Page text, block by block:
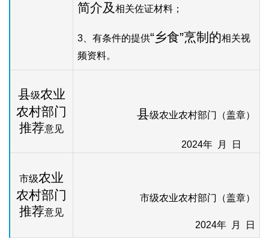
简介及 相关佐证材料；
3 、有条件的提供“乡食”烹制的相关视
频资料。
县级农业
农村部门
推荐意见
县级农业农村部门（盖章）
2024年 月 日
市级农业
农村部门
推荐意见
市级农业农村部门（盖章）
2024年 月 日